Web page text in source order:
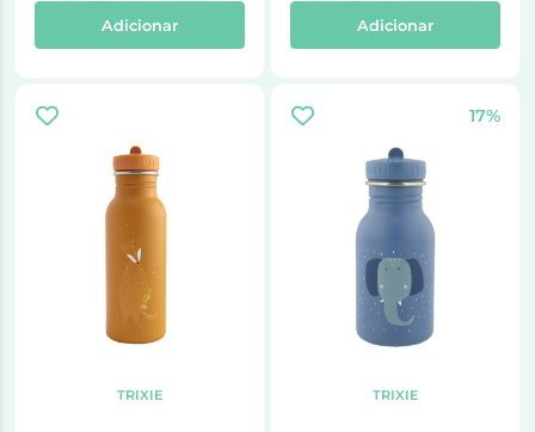
Adicionar Adicionar
TRIXIE
17%
TRIXIE